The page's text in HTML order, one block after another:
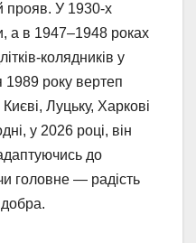
прояв. У 1930-х
а в 1947–1948 роках
колядників у
1989 року вертеп
Луцьку, Харкові
у 2026 році, він
до
головне — радість